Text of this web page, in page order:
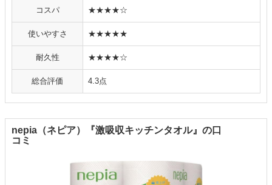
コスパ ★★★★☆
使いやすさ ★★★★★
耐久性 ★★★★☆
総合評価 4.3点
nepia（ネピア）『激吸収キッチンタオル』の口
コミ